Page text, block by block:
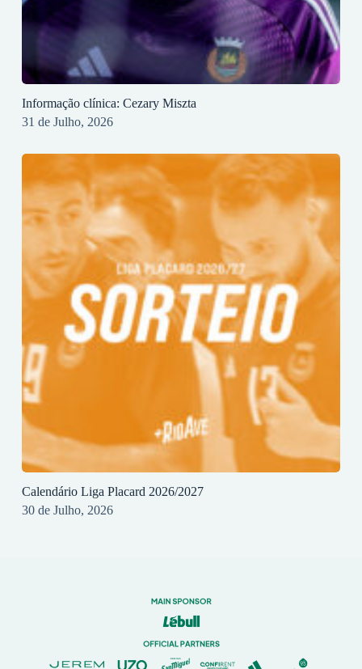
Informação clínica: Cezary Miszta
31 de Julho, 2026
Calendário Liga Placard 2026/2027
30 de Julho, 2026